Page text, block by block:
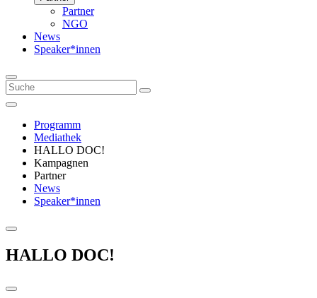
Partner
NGO
News
Speaker*innen
Programm
Mediathek
HALLO DOC!
Kampagnen
Partner
News
Speaker*innen
HALLO DOC!